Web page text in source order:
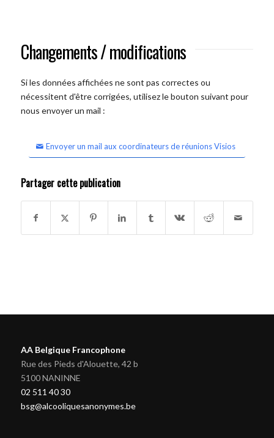
Changements / modifications
Si les données affichées ne sont pas correctes ou
nécessitent d'être corrigées, utilisez le bouton suivant pour
nous envoyer un mail :
Envoyer un mail aux coordinateurs de réunions Visios
Partager cette publication
AA Belgique Francophone
Rue des Pieds d'Alouette, 42 b
5100 NANINNE
02 511 40 30
bsg@alcooliquesanonymes.be